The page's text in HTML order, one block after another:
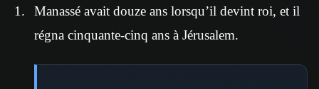
Manassé avait douze ans lorsqu’il devint roi, et il
régna cinquante-cinq ans à Jérusalem.